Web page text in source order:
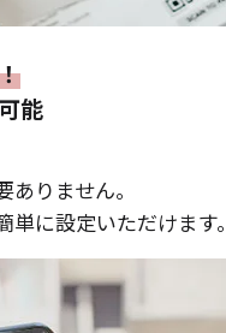
能
りません。
単に設定いただけます